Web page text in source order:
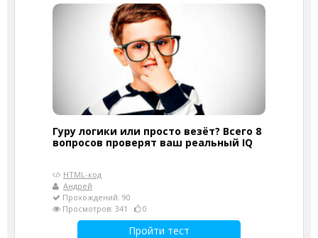
Гуру логики или просто везёт? Всего 8
вопросов проверят ваш реальный IQ
HTML-код
Андрей
Прохождений: 90
Просмотров: 341
0
Пройти тест